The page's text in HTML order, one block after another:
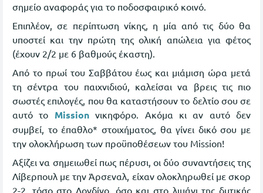
σημείο αναφοράς για το ποδοσφαιρικό κοινό.
Επιπλέον, σε περίπτωση νίκης, η μία από τις δύο θα
υποστεί και την πρώτη της ολική απώλεια για φέτος
(έχουν 2/2 με 6 βαθμούς έκαστη).
Από το πρωί του Σαββάτου έως και μιάμιση ώρα μετά
τη σέντρα του παιχνιδιού, καλείσαι να βρεις τις πιο
σωστές επιλογές, που θα καταστήσουν το δελτίο σου σε
αυτό το Mission νικηφόρο. Ακόμα κι αν αυτό δεν
συμβεί, το έπαθλο* στοιχήματος, θα γίνει δικό σου με
την ολοκλήρωση των προϋποθέσεων του Mission!
Αξίζει να σημειωθεί πως πέρυσι, οι δύο συναντήσεις της
Λίβερπουλ με την Άρσεναλ, είχαν ολοκληρωθεί με σκορ
2-2, τόσο στο Λονδίνο, όσο και στο λιμάνι της δυτικής